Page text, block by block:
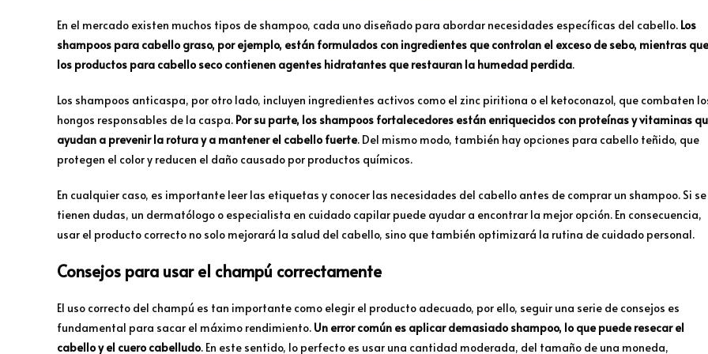
En el mercado existen muchos tipos de shampoo, cada uno diseñado para abordar necesidades específicas del cabello. Los
shampoos para cabello graso, por ejemplo, están formulados con ingredientes que controlan el exceso de sebo, mientras que
los productos para cabello seco contienen agentes hidratantes que restauran la humedad perdida.
Los shampoos anticaspa, por otro lado, incluyen ingredientes activos como el zinc piritiona o el ketoconazol, que combaten
hongos responsables de la caspa. Por su parte, los shampoos fortalecedores están enriquecidos con proteínas y vitaminas
ayudan a prevenir la rotura y a mantener el cabello fuerte. Del mismo modo, también hay opciones para cabello teñido, que
protegen el color y reducen el daño causado por productos químicos.
En cualquier caso, es importante leer las etiquetas y conocer las necesidades del cabello antes de comprar un shampoo. Si se
tienen dudas, un dermatólogo o especialista en cuidado capilar puede ayudar a encontrar la mejor opción. En consecuencia,
usar el producto correcto no solo mejorará la salud del cabello, sino que también optimizará la rutina de cuidado personal.
Consejos para usar el champú correctamente
El uso correcto del champú es tan importante como elegir el producto adecuado, por ello, seguir una serie de consejos es
fundamental para sacar el máximo rendimiento. Un error común es aplicar demasiado shampoo, lo que puede resecar el
cabello y el cuero cabelludo. En este sentido, lo perfecto es usar una cantidad moderada, del tamaño de una moneda,